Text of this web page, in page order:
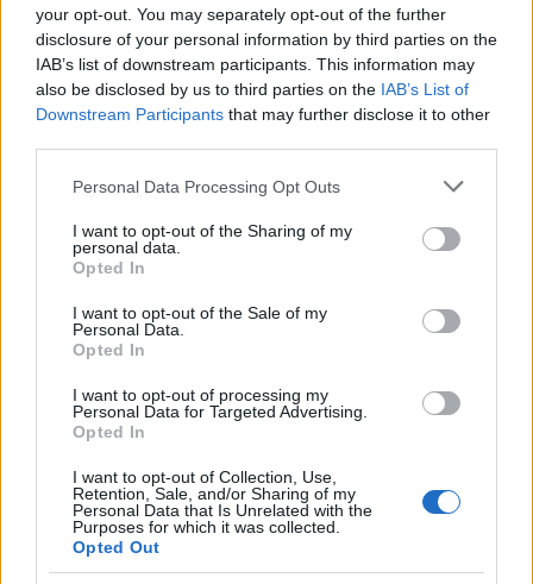
your opt-out. You may separately opt-out of the further
disclosure of your personal information by third parties on the
IAB’s list of downstream participants. This information may
also be disclosed by us to third parties on the IAB’s List of
Downstream Participants that may further disclose it to other
Please note that this website/app uses one or more Google
not limited to your visit or usage behaviour. You may click to
grant or deny consent to Google and its third-party tags to
use your data for below specified purposes in below Google
consent section.
Personal Data Processing Opt Outs
I want to opt-out of the Sharing of my
personal data.
Opted In
I want to opt-out of the Sale of my
Personal Data.
Opted In
I want to opt-out of processing my
Personal Data for Targeted Advertising.
Opted In
I want to opt-out of Collection, Use,
Retention, Sale, and/or Sharing of my
Personal Data that Is Unrelated with the
Purposes for which it was collected.
Opted Out
periferie possono essere luoghi di produzione
culturale e di futuro.
AUTORE
per la prima volta itinerari durante una notte al
portico di San Luca: da allora coordina
promuove reportage su mobilità sostenibile e
porta con sé una mappa tascabile dei vicoli
bolognesi come talismano professionale.